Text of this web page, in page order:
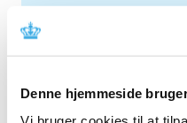
Denne hjemmeside
november (33)
september (20)